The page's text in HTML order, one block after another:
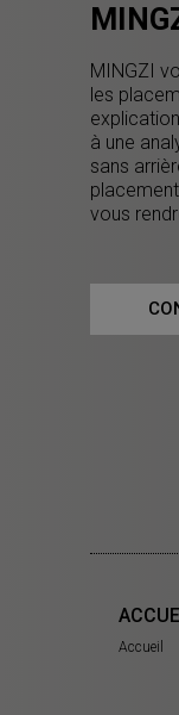
MINGZI
les
à une
sans
vous
Accueil